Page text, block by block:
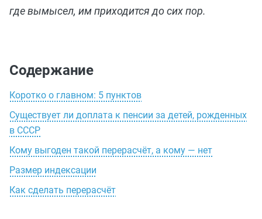
где вымысел, им приходится до сих пор.
Содержание
Коротко о главном: 5 пунктов
Существует ли доплата к пенсии за детей, рожденных
в СССР
Кому выгоден такой перерасчёт, а кому — нет
Размер индексации
Как сделать перерасчёт